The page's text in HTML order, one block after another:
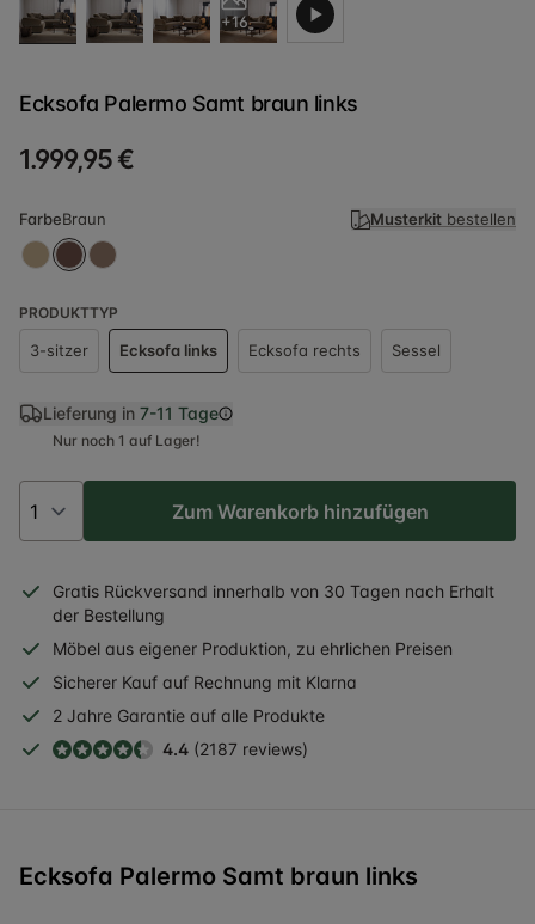
+16
Ecksofa Palermo Samt braun links
1.999,95 €
FarbeBraun Musterkit bestellen
PRODUKTTYP
3-sitzer Ecksofa links Ecksofa rechts Sessel
Lieferung in 7-11 Tage
Nur noch 1 auf Lager!
Zum Warenkorb hinzufügen
Gratis Rückversand innerhalb von 30 Tagen nach Erhalt
der Bestellung
Möbel aus eigener Produktion, zu ehrlichen Preisen
Sicherer Kauf auf Rechnung mit Klarna
2 Jahre Garantie auf alle Produkte
4.4 (2187 reviews)
Ecksofa Palermo Samt braun links